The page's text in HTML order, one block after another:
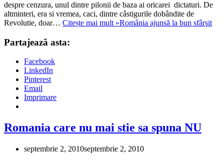
despre cenzura, unul dintre pilonii de baza ai oricarei dictaturi. De
altminteri, era si vremea, caci, dintre câstigurile dobândite de
Revolutie, doar… Citește mai mult »România ajunsă la bun sfârşit
Partajează asta:
Facebook
LinkedIn
Pinterest
Email
Imprimare
Romania care nu mai stie sa spuna NU
septembrie 2, 2010septembrie 2, 2010